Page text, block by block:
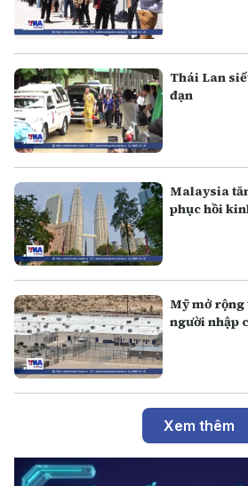
Thái Lan
đạn
Malaysia
phục hồi
Mỹ mở
người nhập
Xem thêm